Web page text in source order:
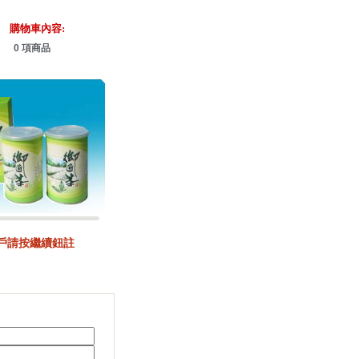
購物車內容:
0 項商品
請按繼續鈕註